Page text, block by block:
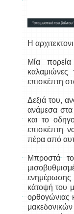
Η
Μία
καλαμιώνες
επισκέπτη
Δεξιά του,
ανάμεσα
και το
επισκέπτη
πέρα από
Μπροστά
κάτοψή του
ορθογώνιας